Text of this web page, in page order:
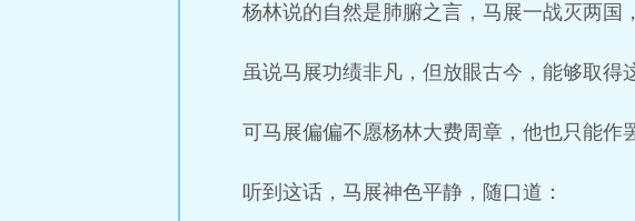
杨林说的自然是肺腑之言，马展一战灭两国
虽说马展功绩非凡，但放眼古今，能够取得
可马展偏偏不愿杨林大费周章，他也只能作
听到这话，马展神色平静，随口道：